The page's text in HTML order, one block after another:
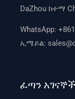
DaZhou ከተማ
WhatsApp:
ኢሜይል:
ፈጣን አገናኞች